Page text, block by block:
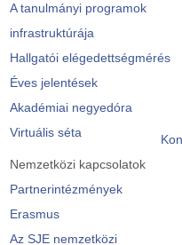
A tanulmányi programok
infrastruktúrája
Hallgatói elégedettségmérés
Éves jelentések
Akadémiai negyedóra
Virtuális séta
Nemzetközi kapcsolatok
Partnerintézmények
Erasmus
Az SJE nemzetközi